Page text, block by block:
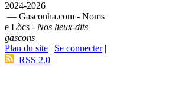
2024-2026
— Gasconha.com - Noms
e Lòcs - Nos lieux-dits
gascons
Plan du site | Se connecter|
RSS 2.0